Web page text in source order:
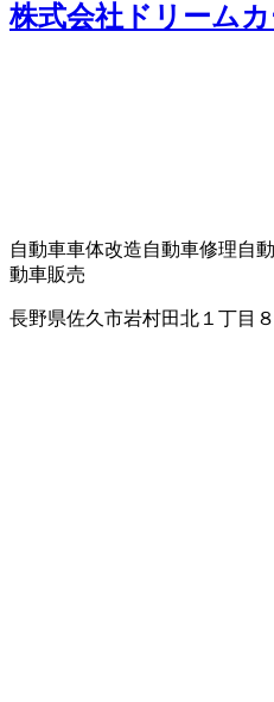
株式会社ドリーム
自動車車体改造自動車修理自
動車販売
長野県佐久市岩村田北１丁目